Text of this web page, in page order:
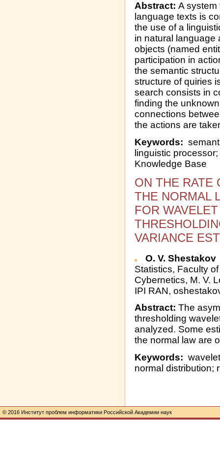
Abstract: A system
language texts is
the use of a
in natural language
objects (named
participation in
the semantic
structure of quiries
search consists in
finding the
connections
the actions are
Keywords:
linguistic
Knowledge Base
ON THE RATE
THE NORMAL
FOR
VARIANCE
O. V. Shestakov
Statistics, Faculty
Cybernetics, M. V.
IPI RAN,
Abstract: The
thresholding
analyzed. Some
the normal law are
Keywords:
normal distribution;
© 2016 Институт проблем информатики Российской Академии наук